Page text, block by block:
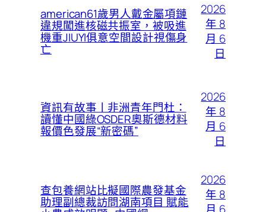
american61歲男人戴金屬項鏈
違規闖進核磁共振室，被吸進
機重JIUYI俱意空間設計視傷身
亡
2026
年 8
月 6
日
資訊有故事丨非洲青年門杜：
讀懂中國綠OSDER奧斯德材料
報價色發展“新密碼”
2026
年 8
月 6
日
查包養網站比擬國際農發基金
助理副總裁訪問湖南項目 賦能
2026
年 8